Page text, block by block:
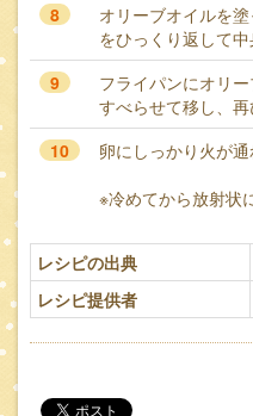
8
オリーブオイルを
をひっくり返して中
9
フライパンにオリ
すべらせて移し、再
10
卵にしっかり火が通
※冷めてから放射状
レシピの出典
レシピ提供者